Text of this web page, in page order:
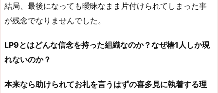
結局、最後になっても曖昧なまま片付けられてしまった事
が残念でなりませんでした。
LP9とはどんな信念を持った組織なのか？なぜ椿1人しか現
れないのか？
本来なら助けられてお礼を言うはずの喜多見に執着する理